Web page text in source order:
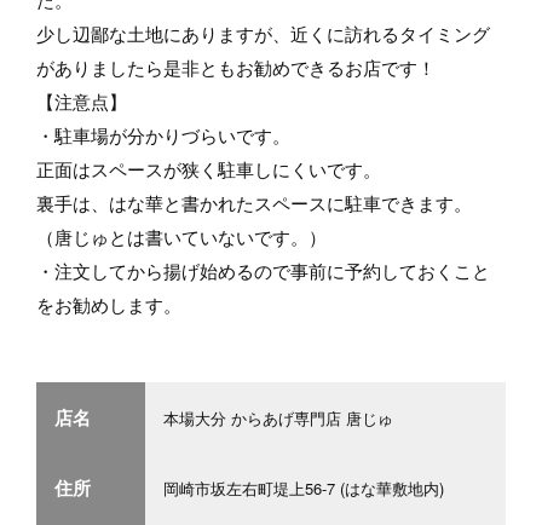
少し辺鄙な土地にありますが、近くに訪れるタイミング
がありましたら是非ともお勧めできるお店です！
【注意点】
・駐車場が分かりづらいです。
正面はスペースが狭く駐車しにくいです。
裏手は、はな華と書かれたスペースに駐車できます。
（唐じゅとは書いていないです。）
・注文してから揚げ始めるので事前に予約しておくこと
をお勧めします。
店名 本場大分 からあげ専門店 唐じゅ
住所 岡崎市坂左右町堤上56-7 (はな華敷地内)